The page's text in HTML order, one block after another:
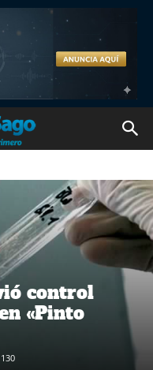
control
«Pinto
130